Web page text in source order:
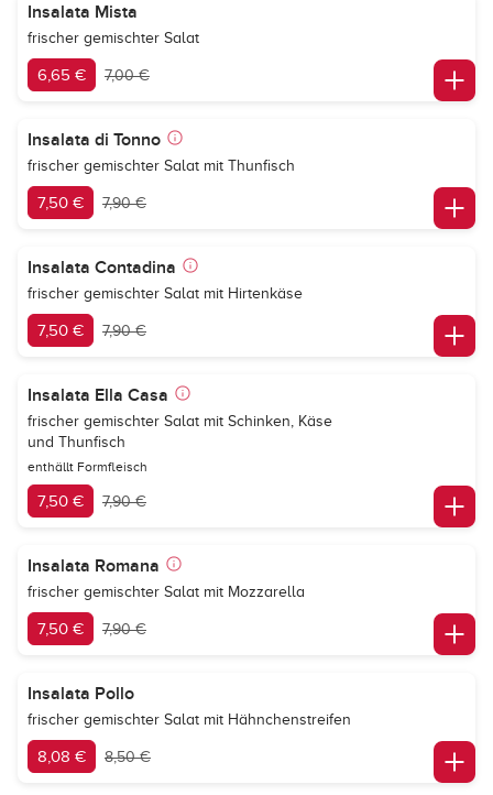
Insalata Mista
frischer gemischter Salat
6,65 € 7,00 €
Insalata di Tonno
frischer gemischter Salat mit Thunfisch
7,50 € 7,90 €
Insalata Contadina
frischer gemischter Salat mit Hirtenkäse
7,50 € 7,90 €
Insalata Ella Casa
frischer gemischter Salat mit Schinken, Käse
und Thunfisch
enthällt Formfleisch
7,50 € 7,90 €
Insalata Romana
frischer gemischter Salat mit Mozzarella
7,50 € 7,90 €
Insalata Pollo
frischer gemischter Salat mit Hähnchenstreifen
8,08 € 8,50 €